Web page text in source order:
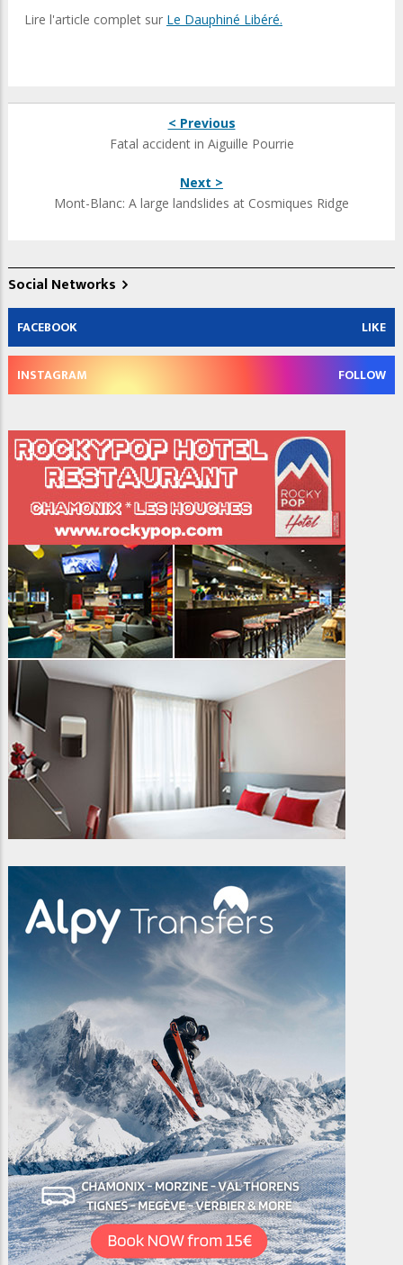
Lire l'article complet sur Le Dauphiné Libéré.
< Previous
Fatal accident in Aiguille Pourrie
Next >
Mont-Blanc: A large landslides at Cosmiques Ridge
Social Networks
FACEBOOK LIKE
INSTAGRAM FOLLOW